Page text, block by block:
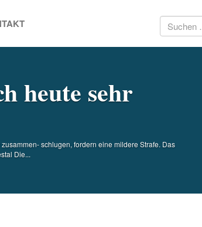
Suchen
heute sehr
schlugen, fordern eine mildere Strafe. Das
Die...